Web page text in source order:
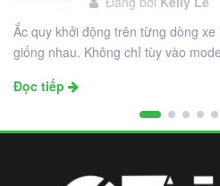
Ắc quy khởi động trên từng dòng
giống nhau. Không chỉ tùy vào
Đọc tiếp